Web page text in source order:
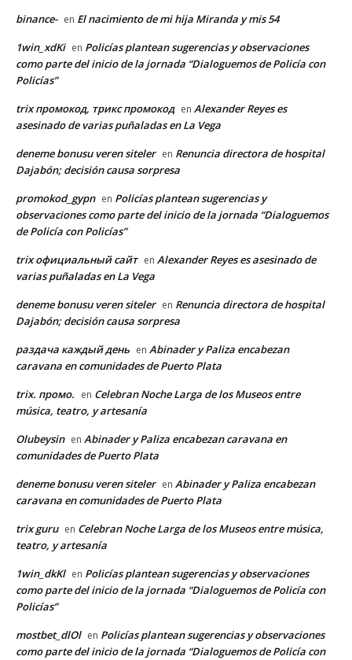
binance- en El nacimiento de mi hija Miranda y mis 54
1win_xdKi en Policías plantean sugerencias y observaciones
como parte del inicio de la jornada “Dialoguemos de Policía con
Policías”
trix промокод, трикс промокод en Alexander Reyes es
asesinado de varias puñaladas en La Vega
deneme bonusu veren siteler en Renuncia directora de hospital
Dajabón; decisión causa sorpresa
promokod_gypn en Policías plantean sugerencias y
observaciones como parte del inicio de la jornada “Dialoguemos
de Policía con Policías”
trix официальный сайт en Alexander Reyes es asesinado de
varias puñaladas en La Vega
deneme bonusu veren siteler en Renuncia directora de hospital
Dajabón; decisión causa sorpresa
раздача каждый день en Abinader y Paliza encabezan
caravana en comunidades de Puerto Plata
trix. промо. en Celebran Noche Larga de los Museos entre
música, teatro, y artesanía
Olubeysin en Abinader y Paliza encabezan caravana en
comunidades de Puerto Plata
deneme bonusu veren siteler en Abinader y Paliza encabezan
caravana en comunidades de Puerto Plata
trix guru en Celebran Noche Larga de los Museos entre música,
teatro, y artesanía
1win_dkKl en Policías plantean sugerencias y observaciones
como parte del inicio de la jornada “Dialoguemos de Policía con
Policías”
mostbet_dlOl en Policías plantean sugerencias y observaciones
como parte del inicio de la jornada “Dialoguemos de Policía con